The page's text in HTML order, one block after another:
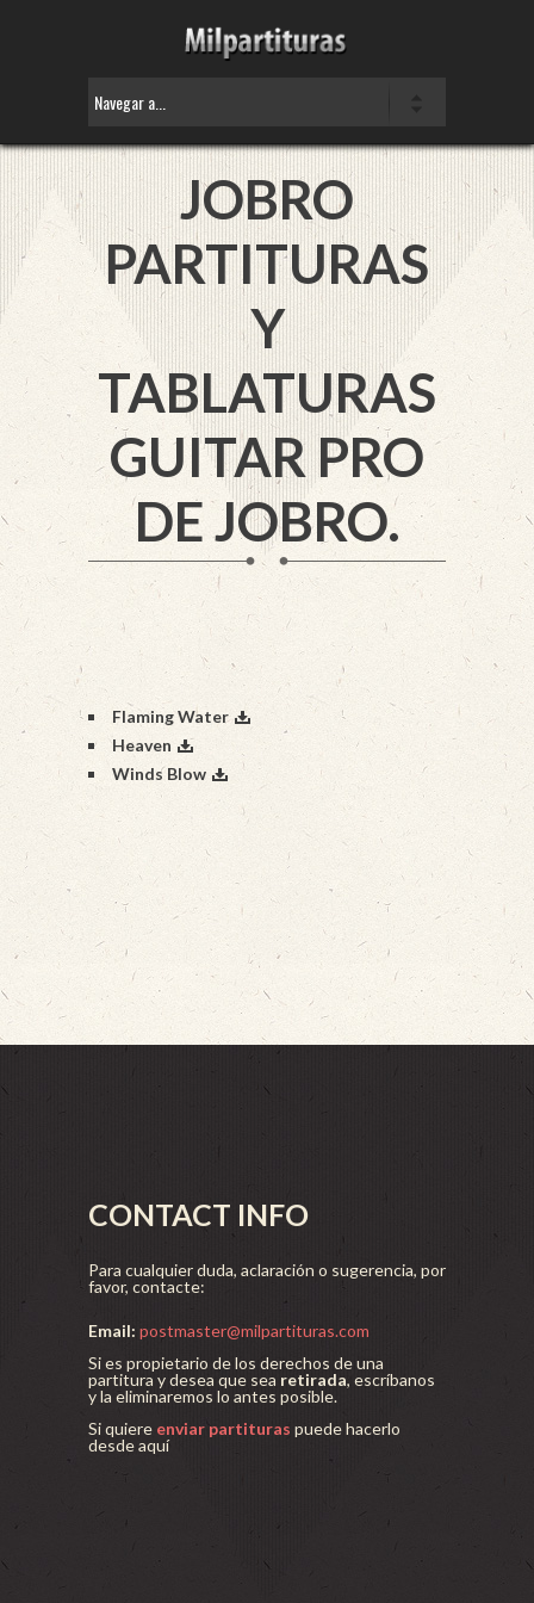
JOBRO
PARTITURAS
Y
TABLATURAS
GUITAR PRO
DE JOBRO.
Flaming Water
Heaven
Winds Blow
CONTACT INFO
Para cualquier duda, aclaración o sugerencia, por
favor, contacte:
Email: postmaster@milpartituras.com
Si es propietario de los derechos de una
partitura y desea que sea retirada, escríbanos
y la eliminaremos lo antes posible.
Si quiere enviar partituras puede hacerlo
desde aquí